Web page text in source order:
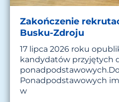
Zakończenie
Busku-Zdroju
17 lipca 2026 roku
kandydatów przyjętych
ponadpodstawowych.Do
Ponadpodstawowych
w